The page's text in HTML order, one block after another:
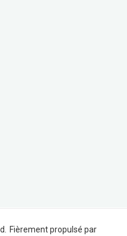
Fièrement propulsé par